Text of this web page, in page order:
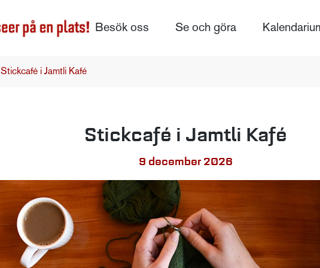
Besök oss Se och göra
Stickcafé i Jamtli Kafé
Stickcafé i Jamtli Kafé
9 december 2026